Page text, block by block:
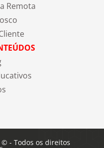
Remota
- Todos os direitos